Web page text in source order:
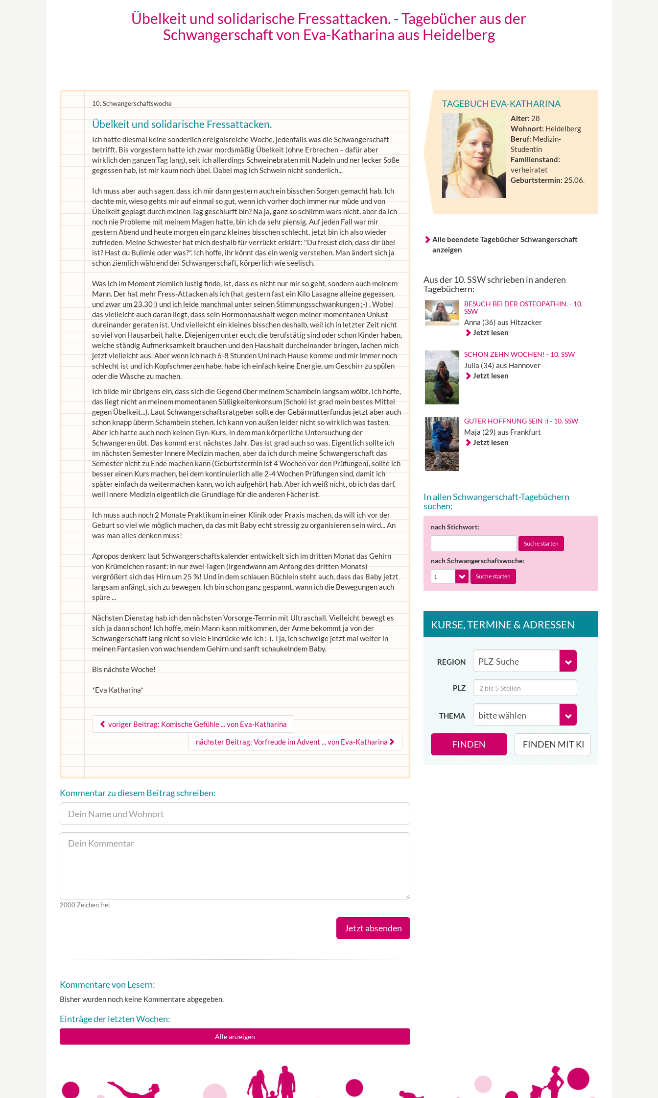
Übelkeit und solidarische Fressattacken. - Tagebücher aus der
Schwangerschaft von Eva-Katharina aus Heidelberg
10. Schwangerschaftswoche
Übelkeit und solidarische Fressattacken.
Ich hatte diesmal keine sonderlich ereignisreiche Woche, jedenfalls was die Schwangerschaft
betrifft. Bis vorgestern hatte ich zwar mordsmäßig Übelkeit (ohne Erbrechen – dafür aber
wirklich den ganzen Tag lang), seit ich allerdings Schweinebraten mit Nudeln und ner lecker Soße
gegessen hab, ist mir kaum noch übel. Dabei mag ich Schwein nicht sonderlich...
Ich muss aber auch sagen, dass ich mir dann gestern auch ein bisschen Sorgen gemacht hab. Ich
dachte mir, wieso gehts mir auf einmal so gut, wenn ich vorher doch immer nur müde und von
Übelkeit geplagt durch meinen Tag geschlurft bin? Na ja, ganz so schlimm wars nicht, aber da ich
noch nie Probleme mit meinem Magen hatte, bin ich da sehr piensig. Auf jeden Fall war mir
gestern Abend und heute morgen ein ganz kleines bisschen schlecht, jetzt bin ich also wieder
zufrieden. Meine Schwester hat mich deshalb für verrückt erklärt: "Du freust dich, dass dir übel
ist? Hast du Bulimie oder was?". Ich hoffe, ihr könnt das ein wenig verstehen. Man ändert sich ja
schon ziemlich während der Schwangerschaft, körperlich wie seelisch.
Was ich im Moment ziemlich lustig finde, ist, dass es nicht nur mir so geht, sondern auch meinem
Mann. Der hat mehr Fress-Attacken als ich (hat gestern fast ein Kilo Lasagne alleine gegessen,
und zwar um 23.30!) und ich leide manchmal unter seinen Stimmungsschwankungen ;-) . Wobei
das vielleicht auch daran liegt, dass sein Hormonhaushalt wegen meiner momentanen Unlust
dureinander geraten ist. Und vielleicht ein kleines bisschen deshalb, weil ich in letzter Zeit nicht
so viel von Hausarbeit halte. Diejenigen unter euch, die berufstätig sind oder schon Kinder haben,
welche ständig Aufmerksamkeit brauchen und den Haushalt durcheinander bringen, lachen mich
jetzt vielleicht aus. Aber wenn ich nach 6-8 Stunden Uni nach Hause komme und mir immer noch
schlecht ist und ich Kopfschmerzen habe, habe ich einfach keine Energie, um Geschirr zu spülen
oder die Wäsche zu machen.
Ich bilde mir übrigens ein, dass sich die Gegend über meinem Schambein langsam wölbt. Ich hoffe,
das liegt nicht an meinem momentanen Süßigkeitenkonsum (Schoki ist grad mein bestes Mittel
gegen Übelkeit...). Laut Schwangerschaftsratgeber sollte der Gebärmutterfundus jetzt aber auch
schon knapp überm Schambein stehen. Ich kann von außen leider nicht so wirklich was tasten.
Aber ich hatte auch noch keinen Gyn-Kurs, in dem man körperliche Untersuchung der
Schwangeren übt. Das kommt erst nächstes Jahr. Das ist grad auch so was. Eigentlich sollte ich
im nächsten Semester Innere Medizin machen, aber da ich durch meine Schwangerschaft das
Semester nicht zu Ende machen kann (Geburtstermin ist 4 Wochen vor den Prüfungen), sollte ich
besser einen Kurs machen, bei dem kontinuierlich alle 2-4 Wochen Prüfungen sind, damit ich
später einfach da weitermachen kann, wo ich aufgehört hab. Aber ich weiß nicht, ob ich das darf,
weil Innere Medizin eigentlich die Grundlage für die anderen Fächer ist.
Ich muss auch noch 2 Monate Praktikum in einer Klinik oder Praxis machen, da will ich vor der
Geburt so viel wie möglich machen, da das mit Baby echt stressig zu organisieren sein wird... An
was man alles denken muss!
Apropos denken: laut Schwangerschaftskalender entwickelt sich im dritten Monat das Gehirn
von Krümelchen rasant: in nur zwei Tagen (irgendwann am Anfang des dritten Monats)
vergrößert sich das Hirn um 25 %! Und in dem schlauen Büchlein steht auch, dass das Baby jetzt
langsam anfängt, sich zu bewegen. Ich bin schon ganz gespannt, wann ich die Bewegungen auch
spüre ...
Nächsten Dienstag hab ich den nächsten Vorsorge-Termin mit Ultraschall. Vielleicht bewegt es
sich ja dann schon! Ich hoffe, mein Mann kann mitkommen, der Arme bekommt ja von der
Schwangerschaft lang nicht so viele Eindrücke wie ich :-). Tja, ich schwelge jetzt mal weiter in
meinen Fantasien von wachsendem Gehirn und sanft schaukelndem Baby.
Bis nächste Woche!
*Eva Katharina*
voriger Beitrag: Komische Gefühle ... von Eva-Katharina
nächster Beitrag: Vorfreude im Advent ... von Eva-Katharina
Kommentar zu diesem Beitrag schreiben:
2000 Zeichen frei
Jetzt absenden
Kommentare von Lesern:
Bisher wurden noch keine Kommentare abgegeben.
Einträge der letzten Wochen:
Alle anzeigen
TAGEBUCH EVA-KATHARINA
Alter: 28
Wohnort: Heidelberg
Beruf: Medizin-
Studentin
Familienstand:
verheiratet
Geburtstermin: 25.06.
Alle beendete Tagebücher Schwangerschaft
anzeigen
Aus der 10. SSW schrieben in anderen
Tagebüchern:
BESUCH BEI DER OSTEOPATHIN. - 10.
SSW
Anna (36) aus Hitzacker
Jetzt lesen
SCHON ZEHN WOCHEN! - 10. SSW
Julia (34) aus Hannover
Jetzt lesen
GUTER HOFFNUNG SEIN :) - 10. SSW
Maja (29) aus Frankfurt
Jetzt lesen
In allen Schwangerschaft-Tagebüchern
suchen:
nach Stichwort:
Suche starten
nach Schwangerschaftswoche:
Suche starten
KURSE, TERMINE & ADRESSEN
REGION
PLZ
THEMA
FINDEN FINDEN MIT KI